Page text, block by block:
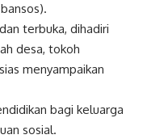
terbuka, dihadiri
desa, tokoh
menyampaikan
bagi keluarga
sosial.